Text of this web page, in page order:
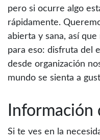
pero si ocurre algo
rápidamente.
abierta y sana, así
para eso: disfruta del
desde organización
mundo se sienta a
Si te ves en la